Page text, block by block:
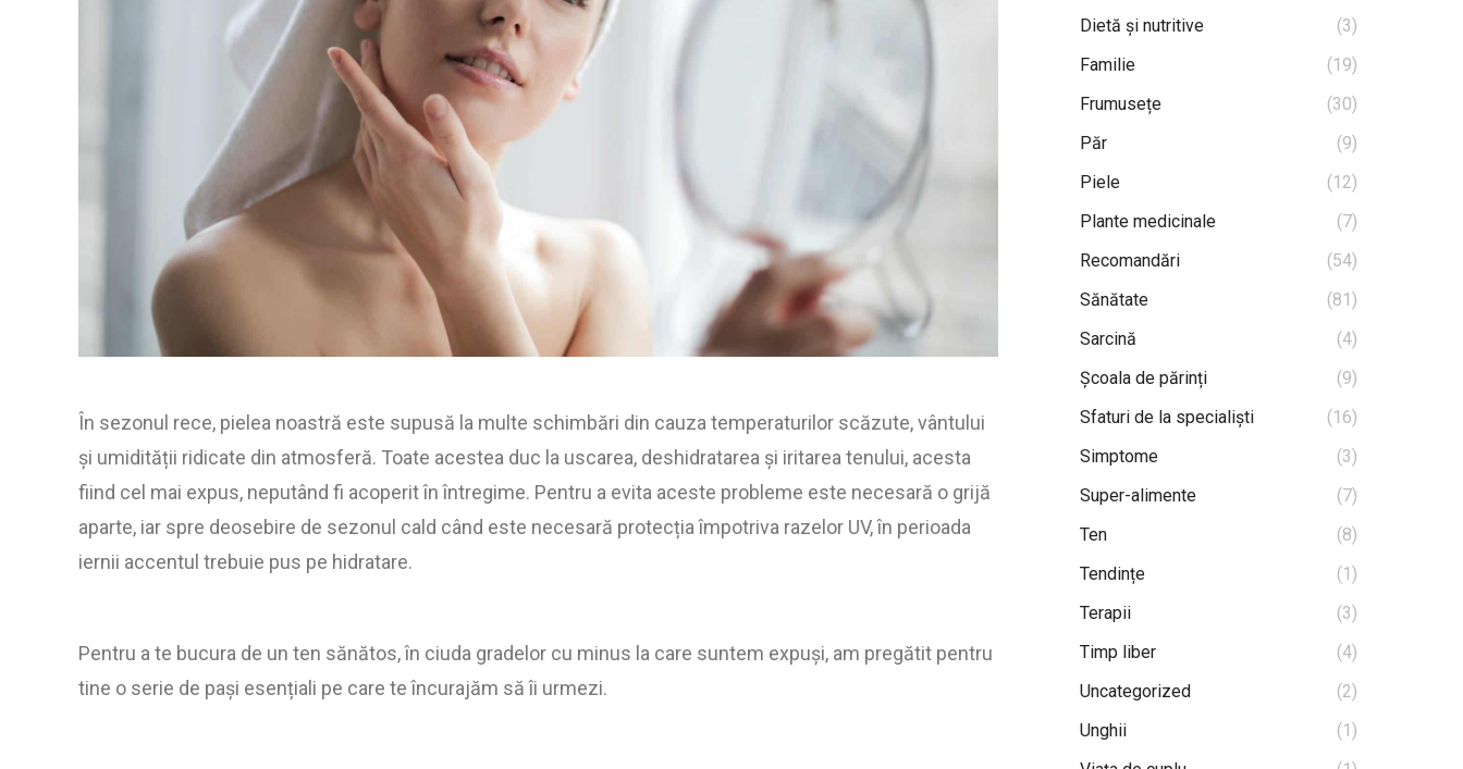
În sezonul rece, pielea noastră este supusă la multe schimbări din cauza temperaturilor scăzute, vântului
și umidității ridicate din atmosferă. Toate acestea duc la uscarea, deshidratarea și iritarea tenului, acesta
fiind cel mai expus, neputând fi acoperit în întregime. Pentru a evita aceste probleme este necesară o grijă
aparte, iar spre deosebire de sezonul cald când este necesară protecția împotriva razelor UV, în perioada
iernii accentul trebuie pus pe hidratare.
Pentru a te bucura de un ten sănătos, în ciuda gradelor cu minus la care suntem expuși, am pregătit pentru
tine o serie de pași esențiali pe care te încurajăm să îi urmezi.
Dietă și nutritive
(3)
Familie
(19)
Frumusețe
(30)
Păr
(9)
Piele
(12)
Plante medicinale
(7)
Recomandări
(54)
Sănătate
(81)
Sarcină
(4)
Școala de părinți
(9)
Sfaturi de la specialiști
(16)
Simptome
(3)
Super-alimente
(7)
Ten
(8)
Tendințe
(1)
Terapii
(3)
Timp liber
(4)
Uncategorized
(2)
Unghii
(1)